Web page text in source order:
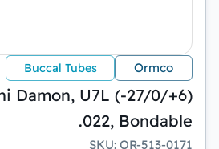
Ormco
Buccal Tubes
Damon, U7L (-27/0/+6)
.022, Bondable
SKU: OR-513-0171